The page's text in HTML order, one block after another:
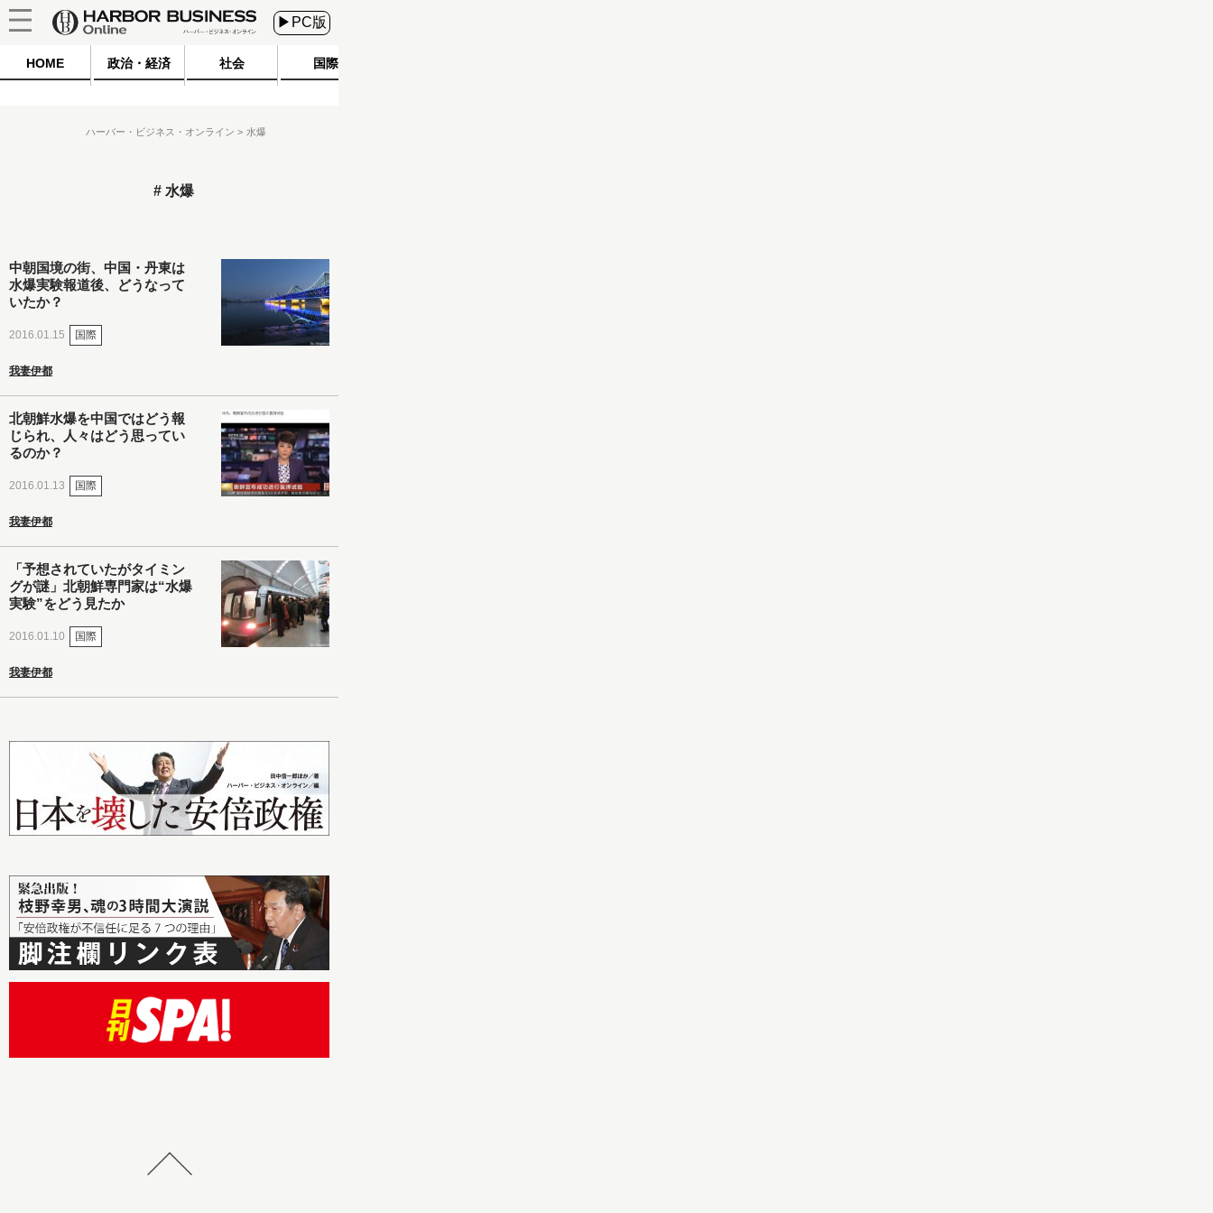
▶PC版
HOME 政治・経済 社会 国際
ハーバー・ビジネス・オンライン 水爆
水爆
中朝国境の街、中国・丹東は
水爆実験報道後、どうなって
いたか？
2016.01.15 国際
我妻伊都
北朝鮮水爆を中国ではどう報
じられ、人々はどう思ってい
るのか？
2016.01.13 国際
我妻伊都
「予想されていたがタイミン
グが謎」北朝鮮専門家は“水爆
実験”をどう見たか
2016.01.10 国際
我妻伊都